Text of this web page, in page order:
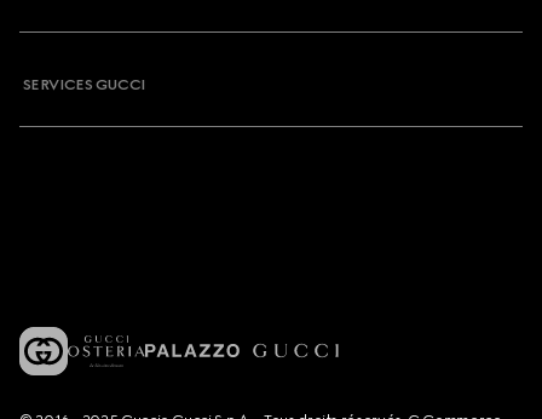
SERVICES GUCCI